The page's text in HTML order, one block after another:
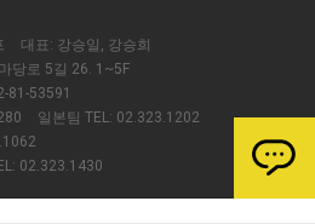
대표: 강승일, 강승희
당로 5길 26. 1~5F
81-53591
일본팀 TEL: 02.323.1202
02.323.1430